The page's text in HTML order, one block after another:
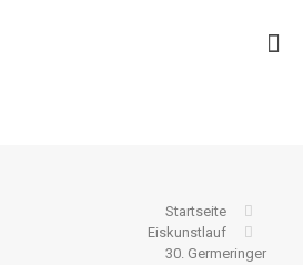
Startseite
Eiskunstlauf
30. Germeringer